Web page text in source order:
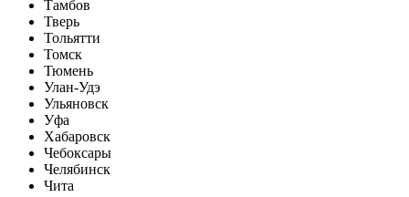
Тамбов
Тверь
Тольятти
Томск
Тюмень
Улан-Удэ
Ульяновск
Уфа
Хабаровск
Чебоксары
Челябинск
Чита